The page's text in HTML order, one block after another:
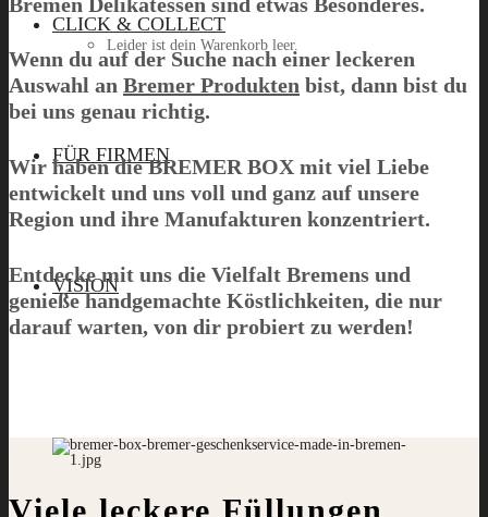
CLICK & COLLECT
FÜR FIRMEN
VISION
Leider ist dein Warenkorb leer.
Wenn du auf der Suche nach einer leckeren
Auswahl an Bremer Produkten bist, dann bist du
bei uns genau richtig.
Wir haben dieBREMER BOX mit viel Liebe
entwickelt und uns voll und ganz auf unsere
Region und ihre Manufakturen konzentriert.
Entdecke mit uns die Vielfalt Bremens und
genieße handgemachte Köstlichkeiten, die nur
darauf warten, von dir probiert zu werden!